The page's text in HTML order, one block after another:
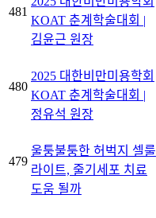
481
KOAT 춘계학술대회 |
김윤근 원장
480
2025 대한비만미용학회
KOAT 춘계학술대회 |
정유석 원장
479
울퉁불퉁한 허벅지 셀룰
라이트, 줄기세포 치료
도움 될까